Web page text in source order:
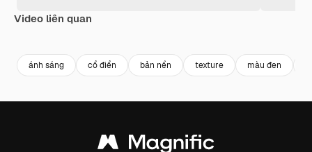
Video liên quan
ánh sáng cổ điển bản nền texture màu đen